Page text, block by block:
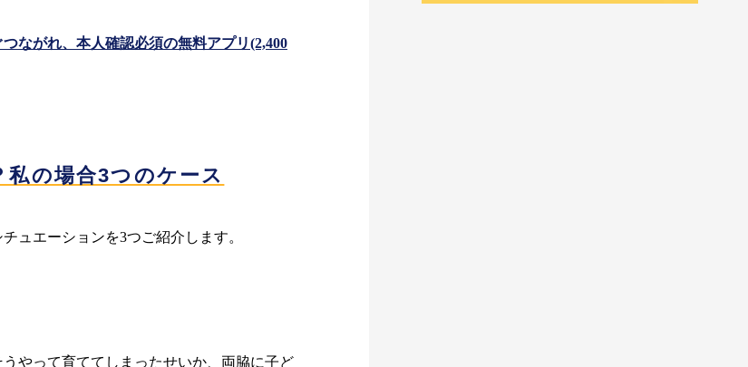
ながれ、本人確認必須の無料アプリ(2,400
の場合3つのケース
ュエーションを3つご紹介します。
やって育ててしまったせいか、両脇に子ど